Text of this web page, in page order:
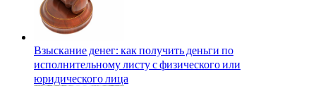
Взыскание денег: как получить деньги по
исполнительному листу с физического или
юридического лица